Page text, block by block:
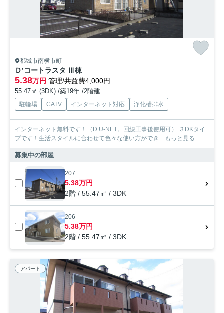
都城市南横市町
Ｄ’コートラスタ Ⅲ棟
5.38万円 管理/共益費4,000円
55.47㎡ (3DK) /築19年 /2階建
駐輪場 CATV インターネット対応 浄化槽排水
インターネット無料です！（D.U-NET。回線工事後使用可） ３DKタイ
プです！生活スタイルに合わせて色々な使い方ができ...
もっと見る
募集中の部屋
207
5.38万円
2階 / 55.47㎡ / 3DK
206
5.38万円
2階 / 55.47㎡ / 3DK
アパート